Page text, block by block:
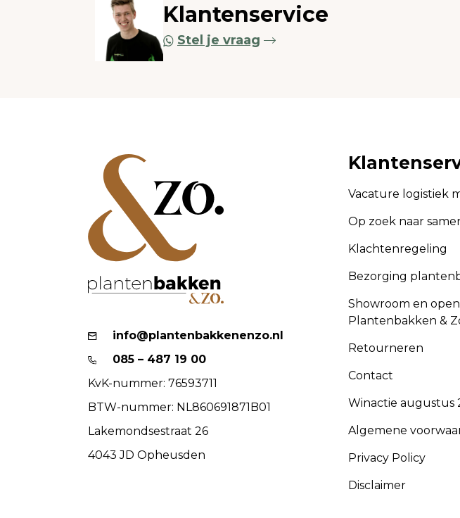
Klantenservice
Stel je vraag
info@plantenbakkenenzo.nl
085 – 487 19 00
KvK-nummer: 76593711
BTW-nummer: NL860691871B01
Lakemondsestraat 26
4043 JD Opheusden
Vacature logistiek
Op zoek naar
Klachtenregeling
Bezorging
Showroom en
Plantenbakken &
Retourneren
Contact
Winactie augustus
Algemene
Privacy Policy
Disclaimer